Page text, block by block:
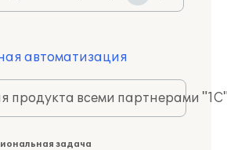
автоматизация
продукта всеми партнерами
задача